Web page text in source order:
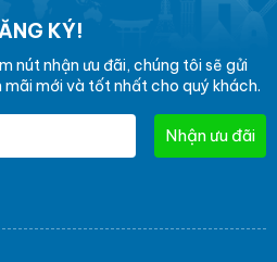
KÝ!
nút nhận ưu đãi, chúng tôi sẽ gửi
mới và tốt nhất cho quý khách.
Nhận ưu đãi